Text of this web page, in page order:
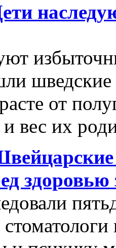
шведские
от
вес их
здоровью